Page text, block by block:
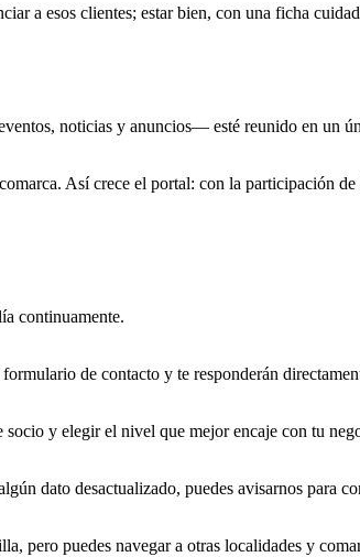
a esos clientes; estar bien, con una ficha
noticias y anuncios— esté reunido en un
Así crece el portal: con la participación
continuamente.
de contacto y te responderán
y elegir el nivel que mejor encaje con tu
dato desactualizado, puedes avisarnos para
pero puedes navegar a otras localidades y